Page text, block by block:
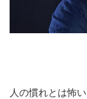
人の慣れとは怖